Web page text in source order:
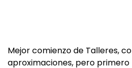
Mejor comienzo de Talleres,
aproximaciones, pero primero